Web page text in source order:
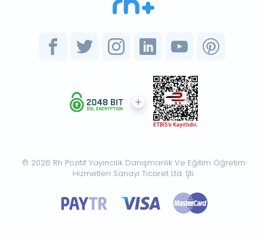
© 2026 Rh Pozitif Yayıncılık Danışmanlık Ve Eğitim Öğretim
Hizmetleri Sanayi Ticaret Ltd. Şti.